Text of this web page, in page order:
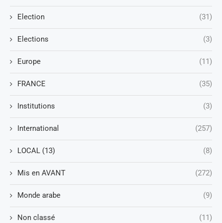
Election (31)
Elections (3)
Europe (11)
FRANCE (35)
Institutions (3)
International (257)
LOCAL (13) (8)
Mis en AVANT (272)
Monde arabe (9)
Non classé (11)